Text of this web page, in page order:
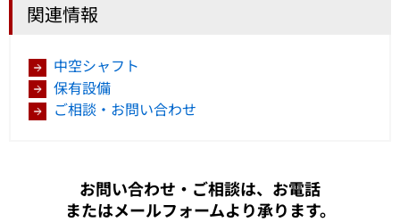
関連情報
中空シャフト
保有設備
ご相談・お問い合わせ
お問い合わせ・ご相談は、お電話
またはメールフォームより承ります。